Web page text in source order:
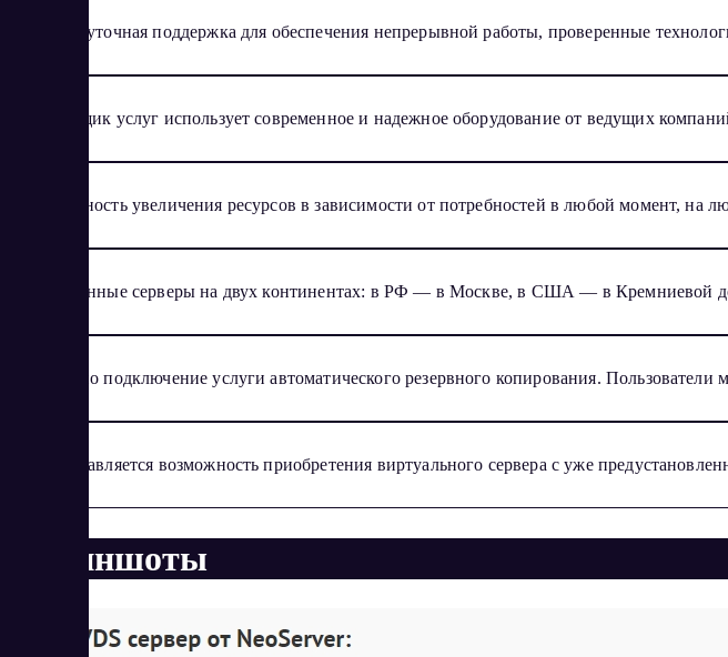
Круглосуточная поддержка для обеспечения непрерывной работы, проверенные
Поставщик услуг использует современное и надежное оборудование от ведущих
Возможность увеличения ресурсов в зависимости от потребностей в любой момент, на
Собственные серверы на двух континентах: в РФ — в Москве, в США — в Кремниевой
Доступно подключение услуги автоматического резервного копирования.
Предоставляется возможность приобретения виртуального сервера с уже
Скриншоты